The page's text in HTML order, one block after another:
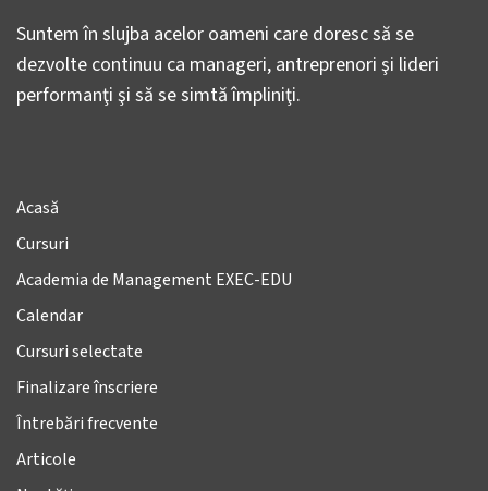
Suntem în slujba acelor oameni care doresc să se
dezvolte continuu ca manageri, antreprenori şi lideri
performanţi şi să se simtă împliniţi.
Acasă
Cursuri
Academia de Management EXEC-EDU
Calendar
Cursuri selectate
Finalizare înscriere
Întrebări frecvente
Articole